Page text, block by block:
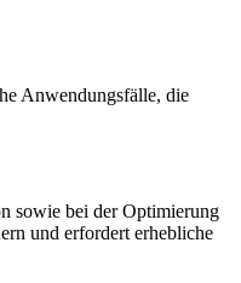
Anwendungsfälle, die
sowie bei der Optimierung
und erfordert erhebliche